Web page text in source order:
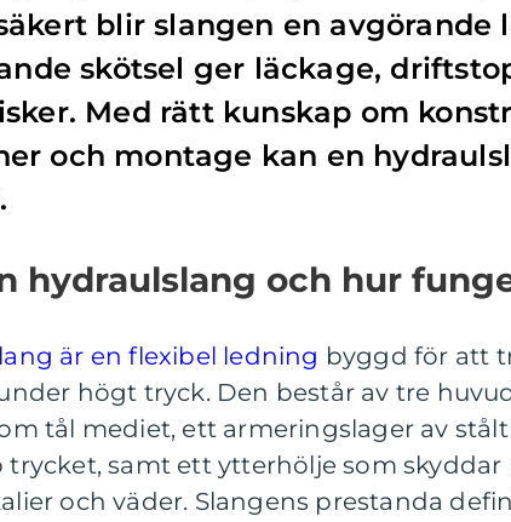
blir slangen en avgörande
skötsel ger läckage,
Med rätt kunskap om
och montage kan en
hydraulslang och hur
är en flexibel ledning byggd för att
högt tryck. Den består av tre
tål mediet, ett armeringslager av
trycket, samt ett ytterhölje som
och väder. Slangens prestanda